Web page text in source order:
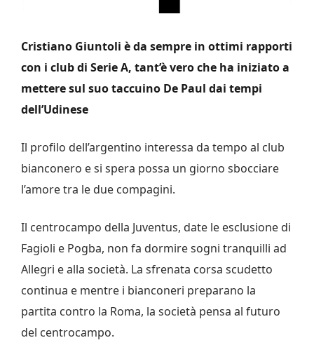
Cristiano Giuntoli è da sempre in ottimi rapporti
con i club di Serie A, tant’è vero che ha iniziato a
mettere sul suo taccuino De Paul dai tempi
dell’Udinese
Il profilo dell’argentino interessa da tempo al club
bianconero e si spera possa un giorno sbocciare
l’amore tra le due compagini.
Il centrocampo della Juventus, date le esclusione di
Fagioli e Pogba, non fa dormire sogni tranquilli ad
Allegri e alla società. La sfrenata corsa scudetto
continua e mentre i bianconeri preparano la
partita contro la Roma, la società pensa al futuro
del centrocampo.